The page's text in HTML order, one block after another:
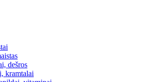
dešros
kramtalai